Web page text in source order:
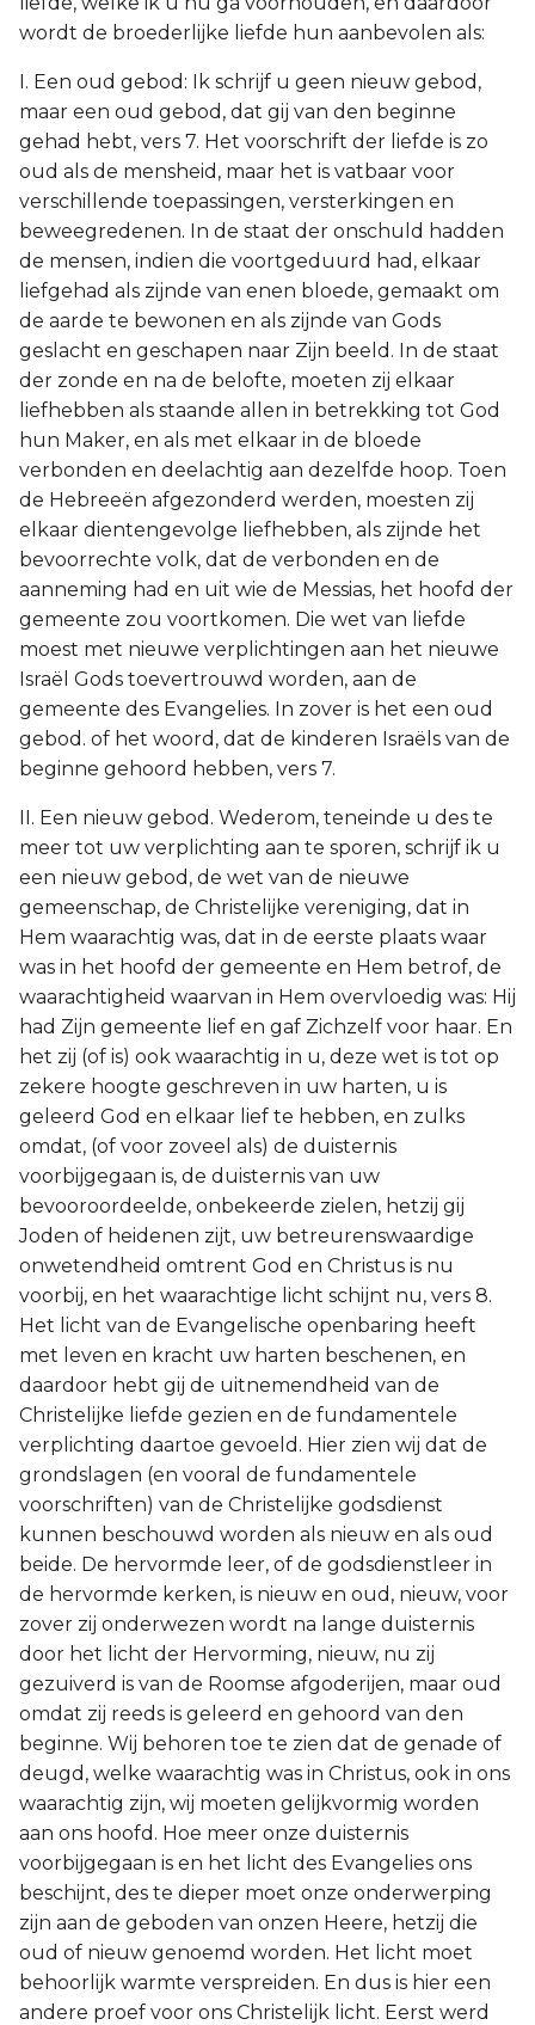
wordt de broederlijke liefde hun aanbevolen als:
I. Een oud gebod: Ik schrijf u geen nieuw gebod,
maar een oud gebod, dat gij van den beginne
gehad hebt, vers 7. Het voorschrift der liefde is zo
oud als de mensheid, maar het is vatbaar voor
verschillende toepassingen, versterkingen en
beweegredenen. In de staat der onschuld hadden
de mensen, indien die voortgeduurd had, elkaar
liefgehad als zijnde van enen bloede, gemaakt om
de aarde te bewonen en als zijnde van Gods
geslacht en geschapen naar Zijn beeld. In de staat
der zonde en na de belofte, moeten zij elkaar
liefhebben als staande allen in betrekking tot God
hun Maker, en als met elkaar in de bloede
verbonden en deelachtig aan dezelfde hoop. Toen
de Hebreeën afgezonderd werden, moesten zij
elkaar dientengevolge liefhebben, als zijnde het
bevoorrechte volk, dat de verbonden en de
aanneming had en uit wie de Messias, het hoofd der
gemeente zou voortkomen. Die wet van liefde
moest met nieuwe verplichtingen aan het nieuwe
Israël Gods toevertrouwd worden, aan de
gemeente des Evangelies. In zover is het een oud
gebod. of het woord, dat de kinderen Israëls van de
beginne gehoord hebben, vers 7.
II. Een nieuw gebod. Wederom, teneinde u des te
meer tot uw verplichting aan te sporen, schrijf ik u
een nieuw gebod, de wet van de nieuwe
gemeenschap, de Christelijke vereniging, dat in
Hem waarachtig was, dat in de eerste plaats waar
was in het hoofd der gemeente en Hem betrof, de
waarachtigheid waarvan in Hem overvloedig was: Hij
had Zijn gemeente lief en gaf Zichzelf voor haar. En
het zij (of is) ook waarachtig in u, deze wet is tot op
zekere hoogte geschreven in uw harten, u is
geleerd God en elkaar lief te hebben, en zulks
omdat, (of voor zoveel als) de duisternis
voorbijgegaan is, de duisternis van uw
bevooroordeelde, onbekeerde zielen, hetzij gij
Joden of heidenen zijt, uw betreurenswaardige
onwetendheid omtrent God en Christus is nu
voorbij, en het waarachtige licht schijnt nu, vers 8.
Het licht van de Evangelische openbaring heeft
met leven en kracht uw harten beschenen, en
daardoor hebt gij de uitnemendheid van de
Christelijke liefde gezien en de fundamentele
verplichting daartoe gevoeld. Hier zien wij dat de
grondslagen (en vooral de fundamentele
voorschriften) van de Christelijke godsdienst
kunnen beschouwd worden als nieuw en als oud
beide. De hervormde leer, of de godsdienstleer in
de hervormde kerken, is nieuw en oud, nieuw, voor
zover zij onderwezen wordt na lange duisternis
door het licht der Hervorming, nieuw, nu zij
gezuiverd is van de Roomse afgoderijen, maar oud
omdat zij reeds is geleerd en gehoord van den
beginne. Wij behoren toe te zien dat de genade of
deugd, welke waarachtig was in Christus, ook in ons
waarachtig zijn, wij moeten gelijkvormig worden
aan ons hoofd. Hoe meer onze duisternis
voorbijgegaan is en het licht des Evangelies ons
beschijnt, des te dieper moet onze onderwerping
zijn aan de geboden van onzen Heere, hetzij die
oud of nieuw genoemd worden. Het licht moet
behoorlijk warmte verspreiden. En dus is hier een
andere proef voor ons Christelijk licht. Eerst werd